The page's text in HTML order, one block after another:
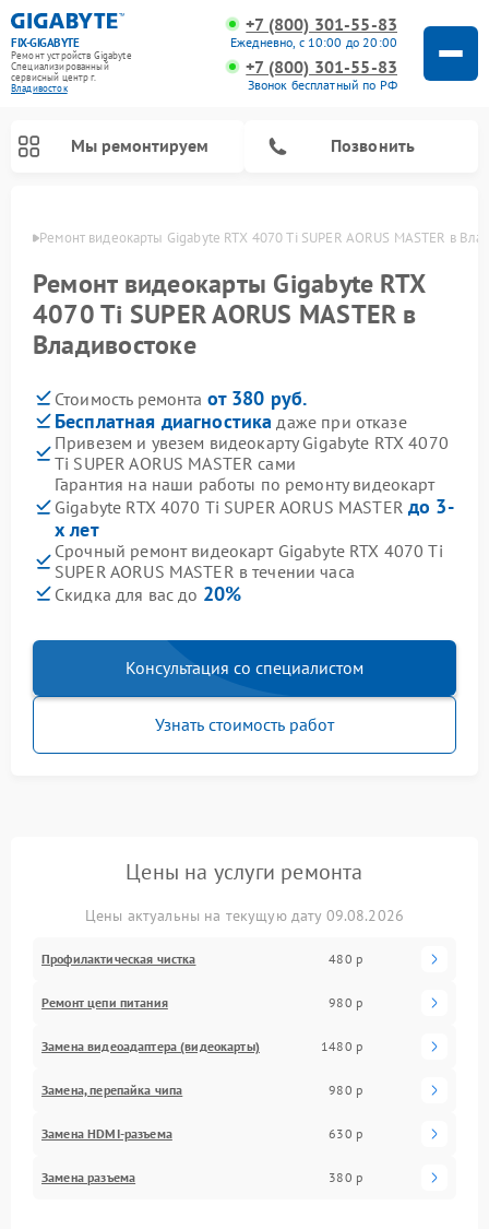
FIX-GIGABYTE
Ремонт устройств Gigabyte
Специализированный
cервисный центр г.
Владивосток
+7 (800) 301-55-83
Ежедневно, с 10:00 до 20:00
+7 (800) 301-55-83
Звонок бесплатный по РФ
Мы ремонтируем Позвонить
Ремонт видеокарты Gigabyte RTX 4070 Ti SUPER AORUS MASTER в
Ремонт видеокарты Gigabyte RTX
4070 Ti SUPER AORUS MASTER в
Владивостоке
Стоимость ремонта от 380 руб.
Бесплатная диагностика даже при отказе
Привезем и увезем видеокарту Gigabyte RTX 4070
Ti SUPER AORUS MASTER сами
Гарантия на наши работы по ремонту видеокарт
Gigabyte RTX 4070 Ti SUPER AORUS MASTER до 3-
х лет
Срочный ремонт видеокарт Gigabyte RTX 4070 Ti
SUPER AORUS MASTER в течении часа
Скидка для вас до 20%
Консультация со специалистом
Узнать стоимость работ
Цены на услуги ремонта
Цены актуальны на текущую дату 09.08.2026
Профилактическая чистка 480 р
Ремонт цепи питания 980 р
Замена видеоадаптера (видеокарты) 1480 р
Замена, перепайка чипа 980 р
Замена HDMI-разъема 630 р
Замена разъема 380 р